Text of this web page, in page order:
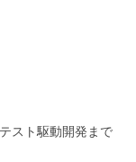
スト駆動開発まで